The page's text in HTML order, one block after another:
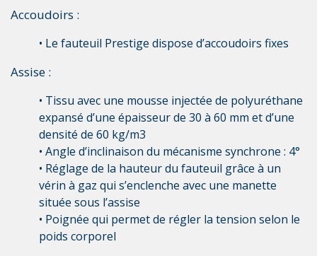
Accoudoirs :
• Le fauteuil Prestige dispose d’accoudoirs fixes
Assise :
• Tissu avec une mousse injectée de polyuréthane
expansé d’une épaisseur de 30 à 60 mm et d’une
densité de 60 kg/m3
• Angle d’inclinaison du mécanisme synchrone : 4°
• Réglage de la hauteur du fauteuil grâce à un
vérin à gaz qui s’enclenche avec une manette
située sous l’assise
• Poignée qui permet de régler la tension selon le
poids corporel